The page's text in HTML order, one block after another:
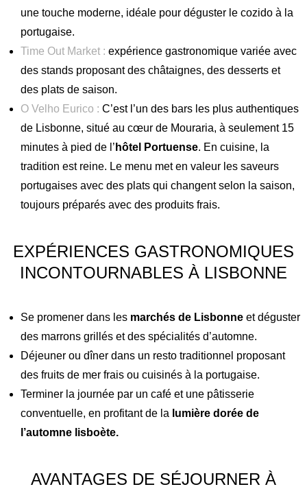
une touche moderne, idéale pour déguster le cozido à la
portugaise.
Time Out Market : expérience gastronomique variée avec
des stands proposant des châtaignes, des desserts et
des plats de saison.
O Velho Eurico : C’est l’un des bars les plus authentiques
de Lisbonne, situé au cœur de Mouraria, à seulement 15
minutes à pied de l’ hôtel Portuense. En cuisine, la
tradition est reine. Le menu met en valeur les saveurs
portugaises avec des plats qui changent selon la saison,
toujours préparés avec des produits frais.
EXPÉRIENCES GASTRONOMIQUES
INCONTOURNABLES À LISBONNE
Se promener dans les marchés de Lisbonne et déguster
des marrons grillés et des spécialités d’automne.
Déjeuner ou dîner dans un resto traditionnel proposant
des fruits de mer frais ou cuisinés à la portugaise.
Terminer la journée par un café et une pâtisserie
conventuelle, en profitant de la lumière dorée de
l’automne lisboète.
AVANTAGES DE SÉJOURNER À